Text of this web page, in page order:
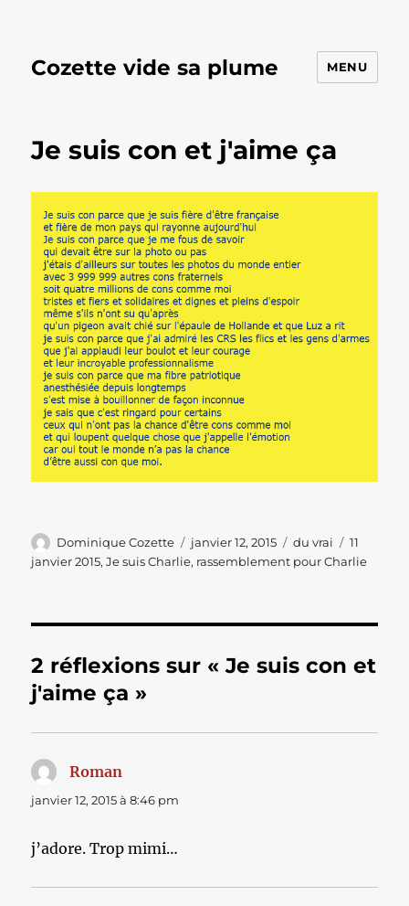
Cozette vide sa plume MENU
Je suis con et j'aime ça
Auteur
Dominique Cozette
Publié
le
janvier 12, 2015 Catégories
du vrai
11
janvier 2015,Je suis Charlie, rassemblement pour Charlie
2 réflexions sur « Je suis con et
j'aime ça »
Roman
janvier 12, 2015 à 8:46 pm
j’adore. Trop mimi…